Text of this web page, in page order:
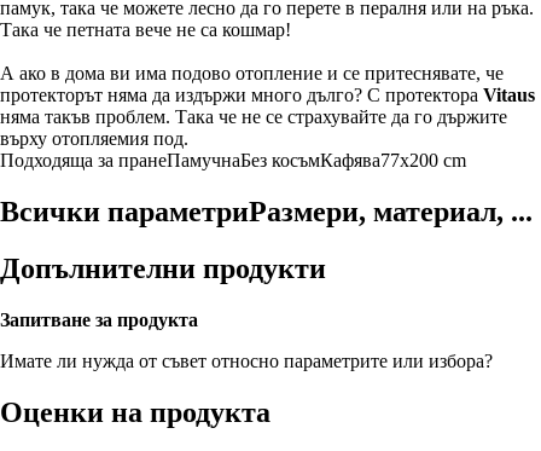
памук, така че можете лесно да го перете в пералня или на ръка.
Така че петната вече не са кошмар!
А ако в дома ви има подово отопление и се притеснявате, че
протекторът няма да издържи много дълго? С протектора Vitaus
няма такъв проблем. Така че не се страхувайте да го държите
върху отопляемия под.
Подходяща за пранеПамучнаБез косъмКафява77x200 cm
Всички параметриРазмери, материал, ...
Допълнителни продукти
Запитване за продукта
Имате ли нужда от съвет относно параметрите или избора?
Оценки на продукта